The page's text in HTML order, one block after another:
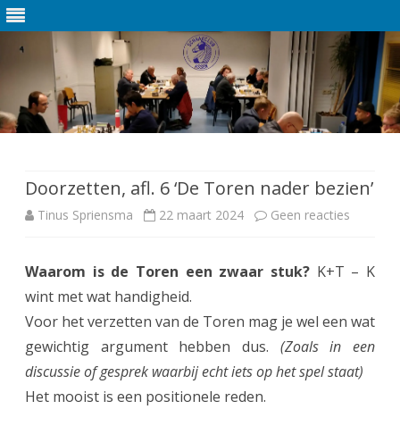
de
inhoud
Doorzetten, afl. 6 ‘De Toren nader bezien’
Tinus Spriensma 22 maart 2024 Geen reacties
D
o
r
Waarom is de Toren een zwaar stuk? K+T – K
wint met wat handigheid.
Voor het verzetten van de Toren mag je wel een wat
gewichtig argument hebben dus. (Zoals in een
discussie of gesprek waarbij echt iets op het spel staat)
Het mooist is een positionele reden.